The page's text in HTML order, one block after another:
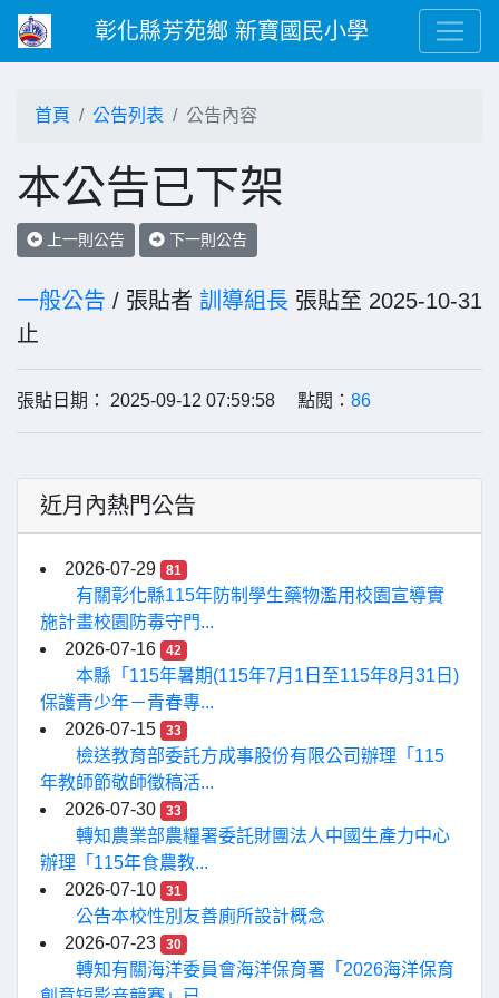
彰化縣芳苑鄉 新寶國民小學
首頁 公告列表 公告內容
本公告已下架
上一則公告 下一則公告
一般公告 / 張貼者 訓導組長 張貼至 2025-10-31
止
張貼日期： 2025-09-12 07:59:58 點閱： 86
近月內熱門公告
2026-07-29 81
有關彰化縣115年防制學生藥物濫用校園宣導實
施計畫校園防毒守門...
2026-07-16
42
本縣「115年暑期(115年7月1日至115年8月31日)
保護青少年－青春專...
2026-07-15
33
檢送教育部委託方成事股份有限公司辦理「115
年教師節敬師徵稿活...
2026-07-30
33
轉知農業部農糧署委託財團法人中國生產力中心
辦理「115年食農教...
2026-07-10
31
公告本校性別友善廁所設計概念
2026-07-23
30
轉知有關海洋委員會海洋保育署「2026海洋保育